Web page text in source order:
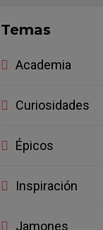
Temas
Academia
Curiosidades
Épicos
Inspiración
Jamones